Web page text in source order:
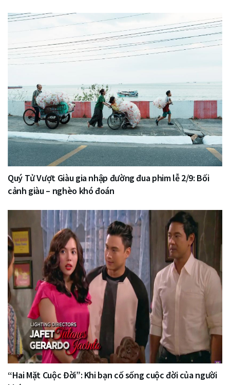
Quý Tử Vượt Giàu gia nhập đường đua phim lễ 2/9: Bối
cảnh giàu – nghèo khó đoán
“Hai Mặt Cuộc Đời”: Khi bạn cố sống cuộc đời của người